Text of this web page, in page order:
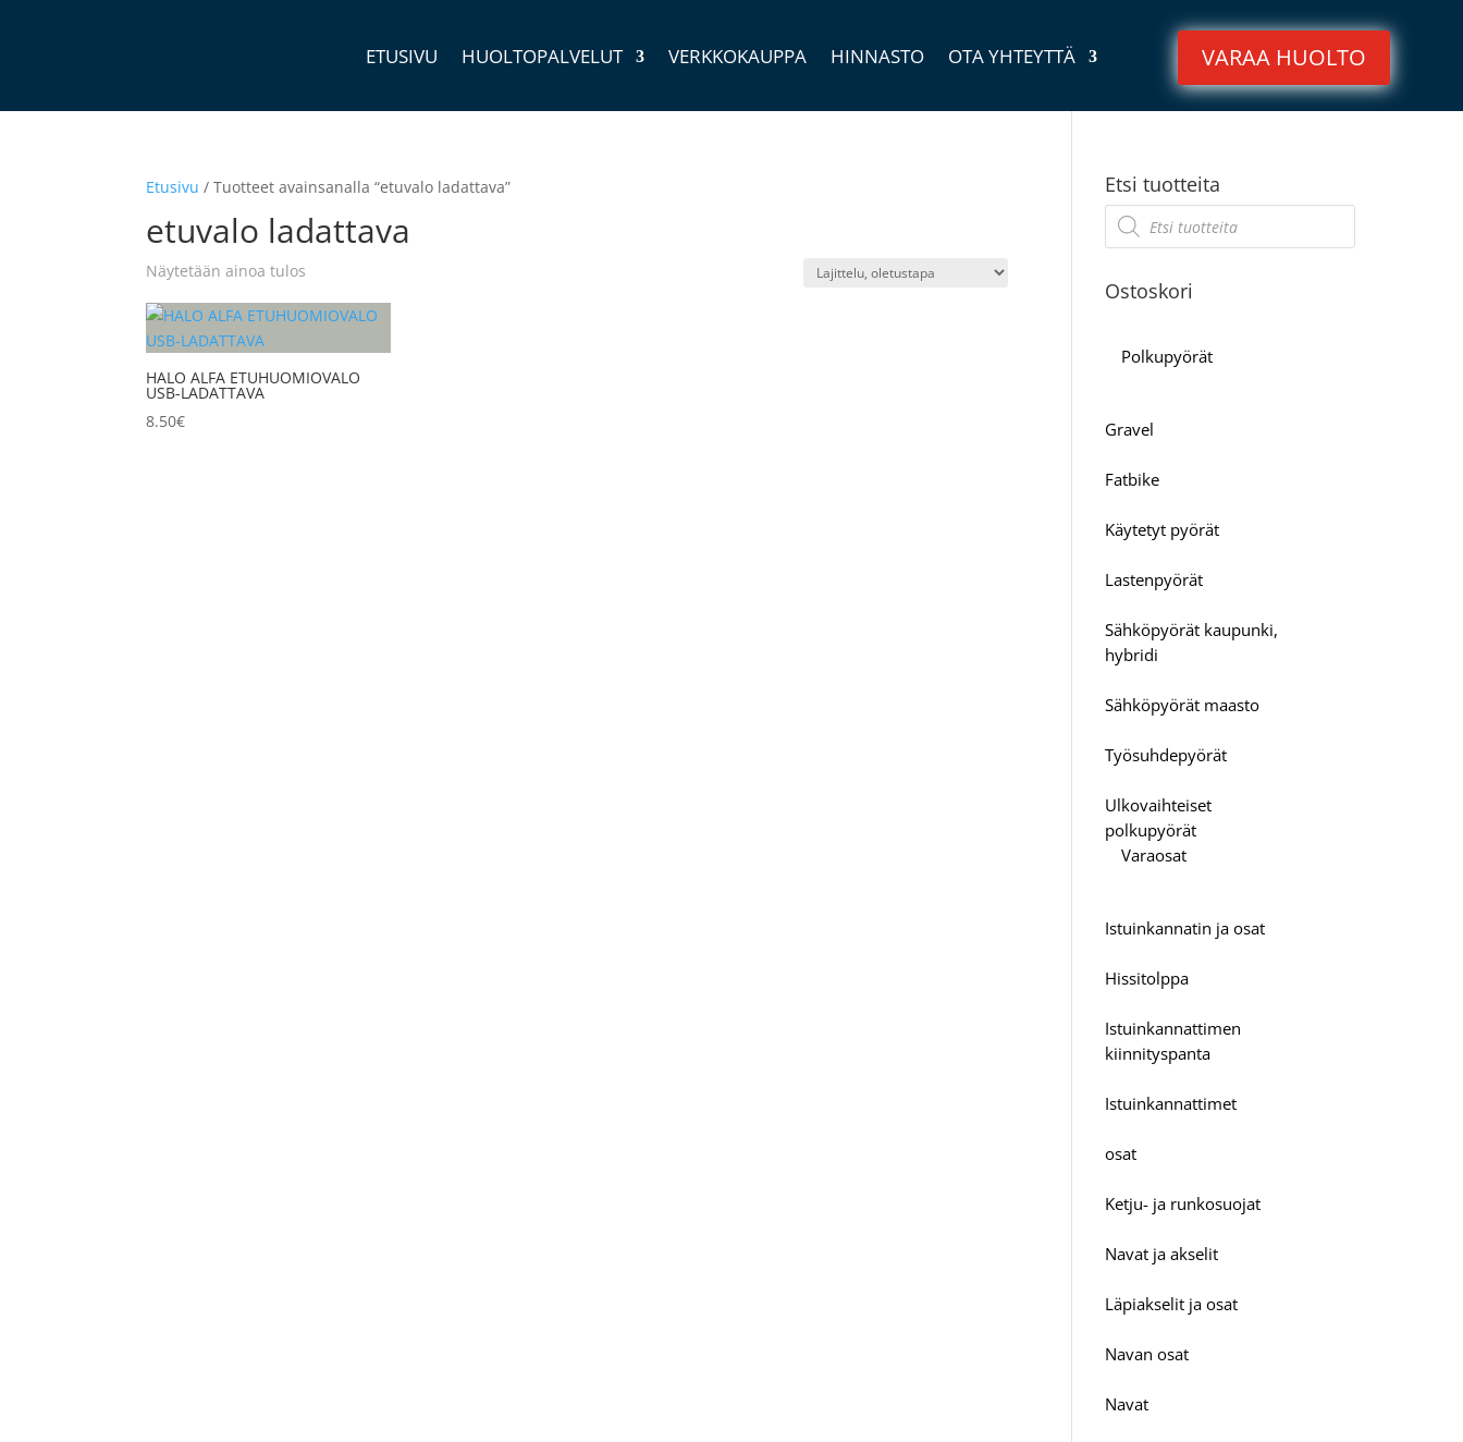
ETUSIVU HUOLTOPALVELUT VERKKOKAUPPA HINNASTO OTA YHTEYTTÄ VARAA HUOLTO
Etusivu / Tuotteet avainsanalla “etuvalo ladattava”
etuvalo ladattava
Näytetään ainoa tulos
HALO ALFA ETUHUOMIOVALO
USB-LADATTAVA
8.50€
Etsi tuotteita
Products
search
Ostoskori
Polkupyörät
Gravel
Fatbike
Käytetyt pyörät
Lastenpyörät
Sähköpyörät kaupunki,
hybridi
Sähköpyörät maasto
Työsuhdepyörät
Ulkovaihteiset
polkupyörät
Varaosat
Istuinkannatin ja osat
Hissitolppa
Istuinkannattimen
kiinnityspanta
Istuinkannattimet
osat
Ketju- ja runkosuojat
Navat ja akselit
Läpiakselit ja osat
Navan osat
Navat